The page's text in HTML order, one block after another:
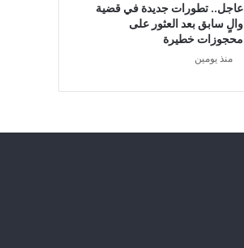
عاجل.. تطورات جديدة في قضية
والٍ سابق بعد العثور على
محجوزات خطيرة
منذ يومين